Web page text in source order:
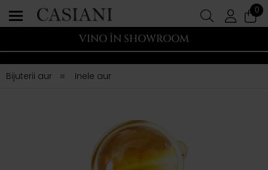
0
VINO ÎN SHOWROOM
Bijuterii aur Inele aur